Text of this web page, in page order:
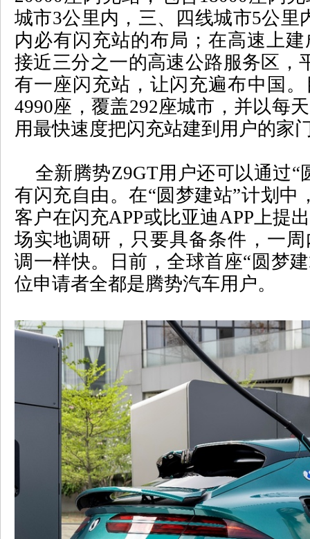
城市3公里内，三、四线城市5公里
内必有闪充站的布局；在高速上
接近三分之一的高速公路服务区，
有一座闪充站，让闪充遍布中国
4990座，覆盖292座城市，并以每天
用最快速度把闪充站建到用户的家
全新腾势Z9GT用户还可以通过“
有闪充自由。在“圆梦建站”计划中
客户在闪充APP或比亚迪 APP 上提
场实地调研，只要具备条件，一
调一样快。日前，全球首座“ 圆梦
位申请者全都是腾势汽车用户。